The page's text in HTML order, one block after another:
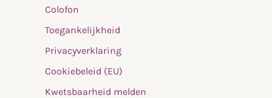
Colofon
Toegankelijkheid
Privacyverklaring
Cookiebeleid (EU)
Kwetsbaarheid melden